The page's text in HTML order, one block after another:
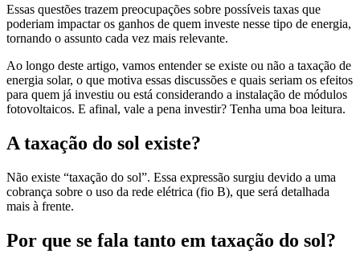
Essas questões trazem preocupações sobre possíveis taxas que
poderiam impactar os ganhos de quem investe nesse tipo de energia,
tornando o assunto cada vez mais relevante.
Ao longo deste artigo, vamos entender se existe ou não a taxação de
energia solar, o que motiva essas discussões e quais seriam os efeitos
para quem já investiu ou está considerando a instalação de módulos
fotovoltaicos. E afinal, vale a pena investir? Tenha uma boa leitura.
A taxação do sol existe?
Não existe “taxação do sol”. Essa expressão surgiu devido a uma
cobrança sobre o uso da rede elétrica (fio B), que será detalhada
mais à frente.
Por que se fala tanto em taxação do sol?